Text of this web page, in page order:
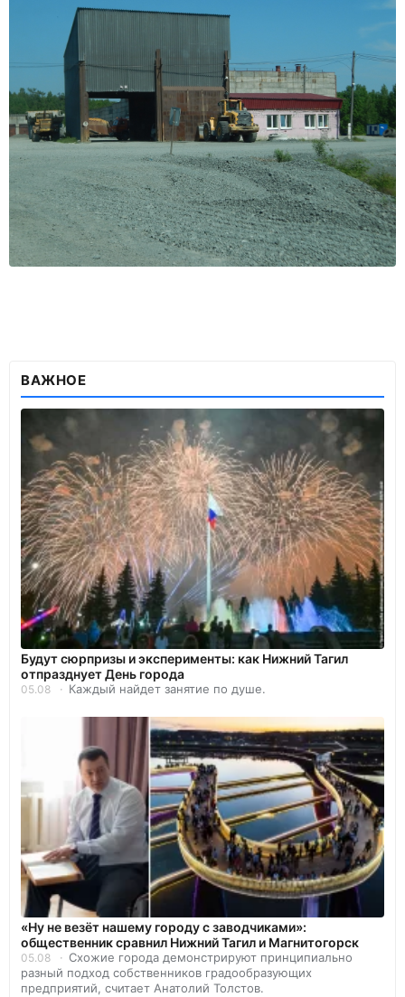
ВАЖНОЕ
Будут сюрпризы и эксперименты: как Нижний Тагил
отпразднует День города
05.08 Каждый найдет занятие по душе.
«Ну не везёт нашему городу с заводчиками»:
общественник сравнил Нижний Тагил и Магнитогорск
05.08
Схожие города демонстрируют принципиально
разный подход собственников градообразующих
предприятий, считает Анатолий Толстов.